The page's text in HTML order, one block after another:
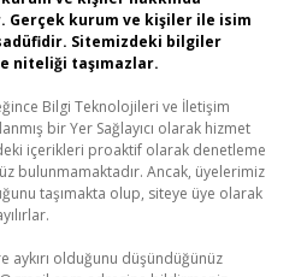
Gerçek kurum ve kişiler ile isim
Sitemizdeki bilgiler
niteliği taşımazlar.
Bilgi Teknolojileri ve İletişim
bir Yer Sağlayıcı olarak hizmet
içerikleri proaktif olarak denetleme
bulunmamaktadır. Ancak, üyelerimiz
taşımakta olup, siteye üye olarak
aykırı olduğunu düşündüğünüz